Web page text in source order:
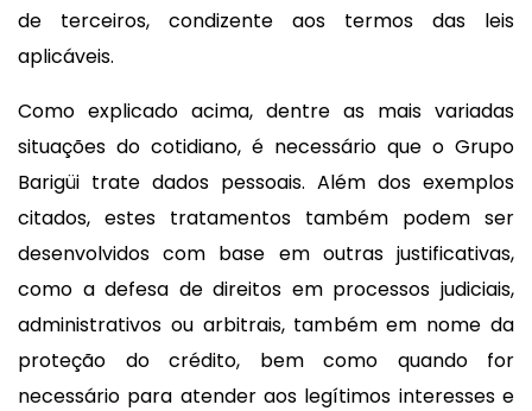
de terceiros, condizente aos termos das leis
aplicáveis.
Como explicado acima, dentre as mais variadas
situações do cotidiano, é necessário que o Grupo
Barigüi trate dados pessoais. Além dos exemplos
citados, estes tratamentos também podem ser
desenvolvidos com base em outras justificativas,
como a defesa de direitos em processos judiciais,
administrativos ou arbitrais, também em nome da
proteção do crédito, bem como quando for
necessário para atender aos legítimos interesses e